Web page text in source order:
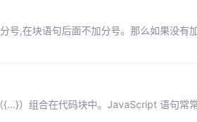
号,在块语句后面不加分号。那么如果没有
）组合在代码块中。JavaScript 语句常